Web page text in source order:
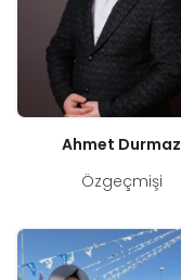
Ahmet Durmaz
Özgeçmişi